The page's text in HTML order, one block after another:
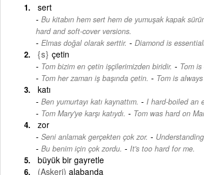
sert
Bu kitabın hem sert hem de yumuşak kapak
hard and soft-cover versions.
Elmas doğal olarak serttir. - Diamond is
{s} çetin
Tom bizim en çetin işçilerimizden biridir. - Tom
Tom her zaman iş başında çetin. - Tom is
katı
Ben yumurtayı katı kaynattım. - I hard-boiled an
Tom Mary'ye karşı katıydı. - Tom was hard on
zor
Seni anlamak gerçekten çok zor. -
Bu benim için çok zordu. - It's too hard for me.
büyük bir gayretle
(Askeri) alabanda